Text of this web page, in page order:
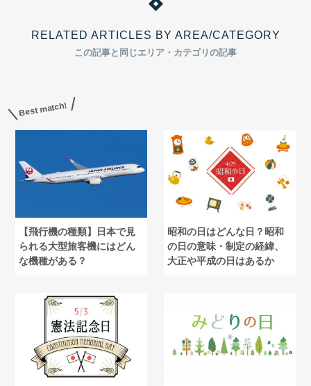
RELATED ARTICLES BY AREA/CATEGORY
この記事と同じエリア・カテゴリの記事
Best match!
【飛行機の種類】日本で見
られる大型旅客機にはどん
な機種がある？
昭和の日はどんな日？昭和
の日の意味・制定の経緯、
大正や平成の日はあるか